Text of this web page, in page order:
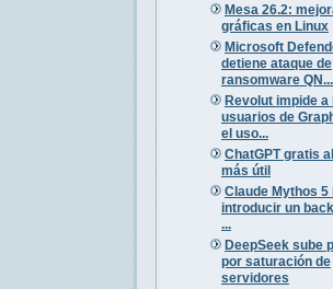
Mesa 26.2:
gráficas en Linux
Microsoft
detiene ataque de
ransomware QN...
Revolut impide a
usuarios de
el uso...
ChatGPT gratis
más útil
Claude Mythos 5
introducir un
...
DeepSeek sube
por saturación de
servidores